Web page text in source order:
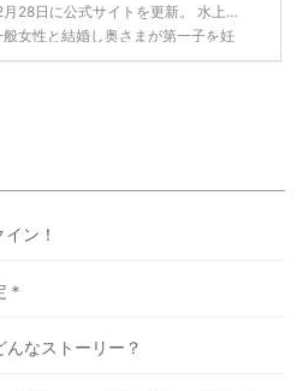
28日に公式サイトを更新。 水上恒
女性と結婚し奥さまが第一子を妊
とを発表されました。 【電撃結
】 お笑いトリオ・ネルソンズの青山
ン！
＊
んなストーリー？